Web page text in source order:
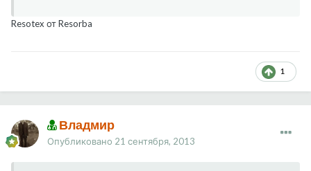
Resotex от Resorba
1
Владмир
Опубликовано 21 сентября, 2013